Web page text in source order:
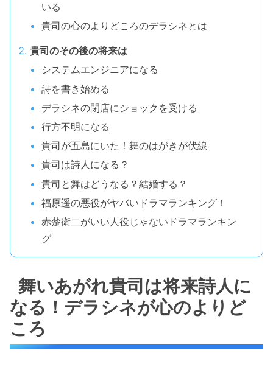
いる
貴司の心のよりどころのデラシネとは
貴司のその後の将来は
システムエンジニアになる
詩を書き始める
デラシネの閉店にショックを受ける
行方不明になる
貴司が五島にいた！舞のはがきが伏線
貴司は詩人になる？
貴司と舞はどうなる？結婚する？
福原遥の悪役がヤバいドラマランキング！
赤楚衛二がいい人役じゃないドラマランキン
グ
舞いあがれ貴司は将来詩人に
なる！デラシネが心のよりど
ころ